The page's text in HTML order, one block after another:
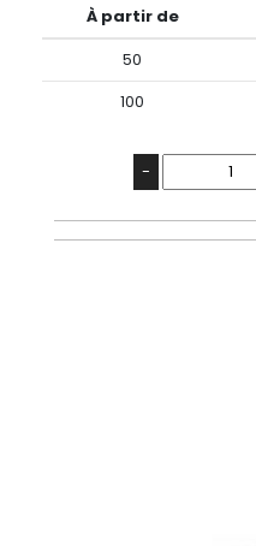
À partir de
50
100
-